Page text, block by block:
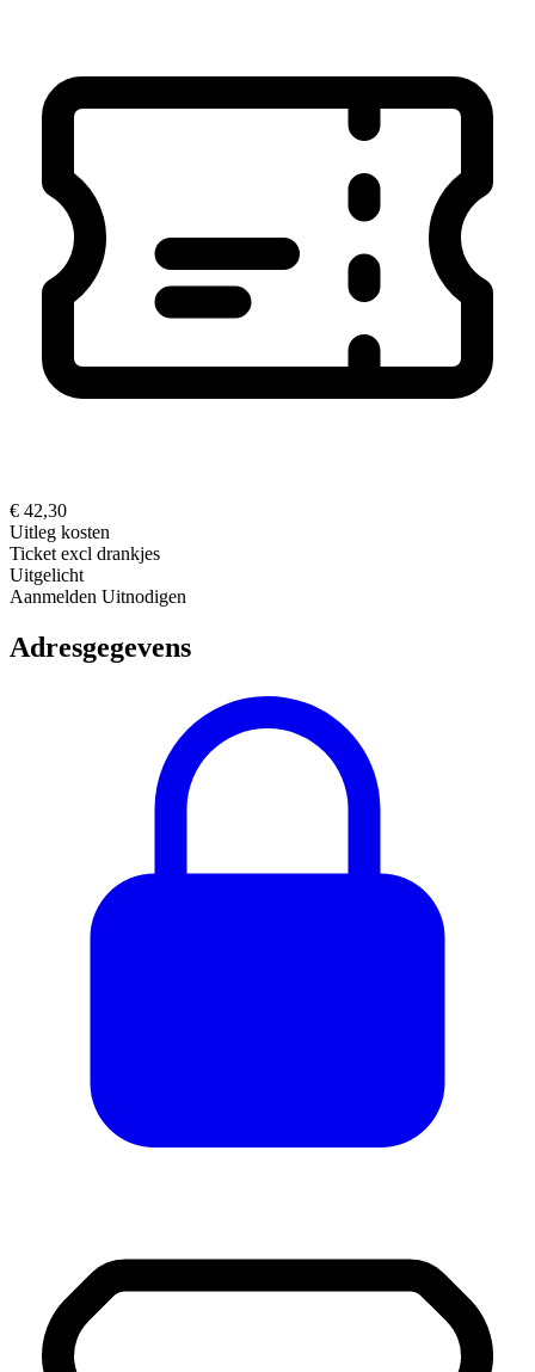
€ 42,30
Uitleg kosten
Ticket excl drankjes
Uitgelicht
Aanmelden Uitnodigen
Adresgegevens